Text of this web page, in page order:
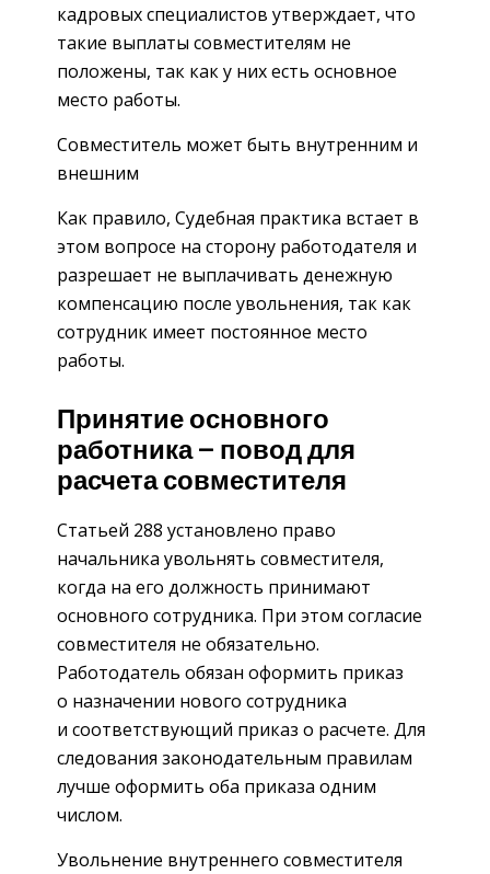
кадровых специалистов утверждает, что
такие выплаты совместителям не
положены, так как у них есть основное
место работы.
Совместитель может быть внутренним и
внешним
Как правило, Судебная практика встает в
этом вопросе на сторону работодателя и
разрешает не выплачивать денежную
компенсацию после увольнения, так как
сотрудник имеет постоянное место
работы.
Принятие основного
работника — повод для
расчета совместителя
Статьей 288 установлено право
начальника увольнять совместителя,
когда на его должность принимают
основного сотрудника. При этом согласие
совместителя не обязательно.
Работодатель обязан оформить приказ
о назначении нового сотрудника
и соответствующий приказ о расчете. Для
следования законодательным правилам
лучше оформить оба приказа одним
числом.
Увольнение внутреннего совместителя